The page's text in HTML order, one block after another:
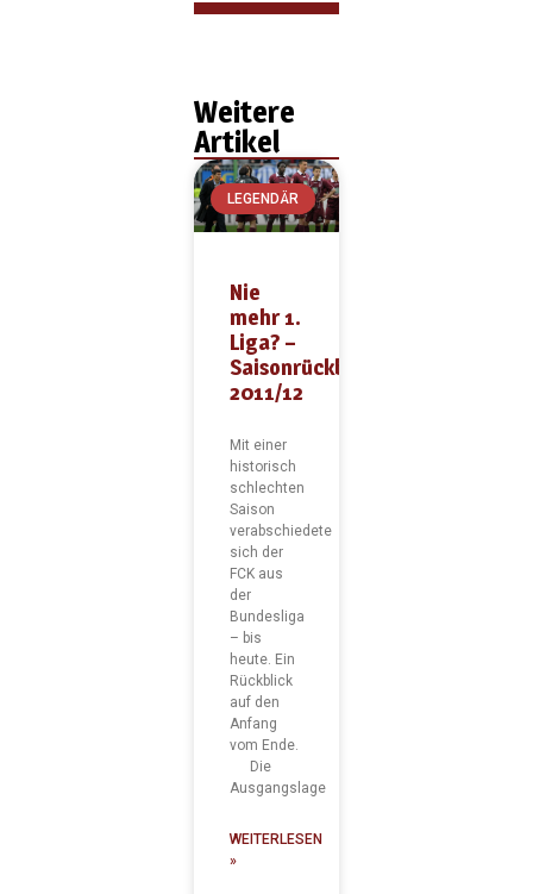
Weitere
Artikel
LEGENDÄR
Nie
mehr 1.
Liga? –
Saisonrückblick
2011/12
Mit einer
historisch
schlechten
Saison
verabschiedete
sich der
FCK aus
der
Bundesliga
– bis
heute. Ein
Rückblick
auf den
Anfang
vom Ende.
Die
Ausgangslage
WEITERLESEN
»